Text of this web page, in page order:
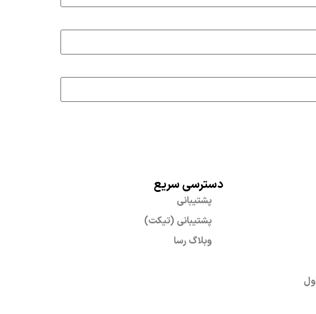
دسترسی سریع
پشتیبانی
پشتیبانی (تیکت)
وبلاگ رسا